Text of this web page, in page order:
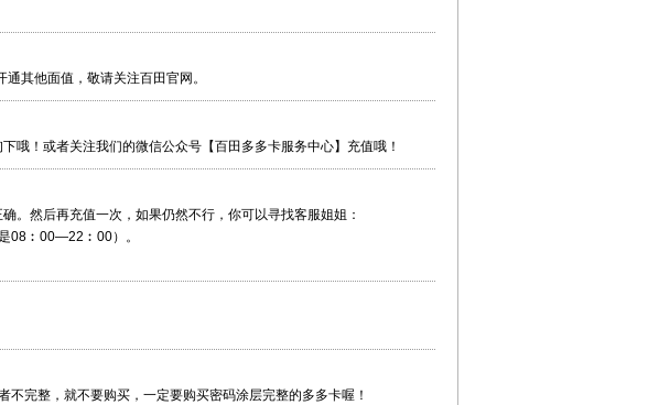
其他面值，敬请关注百田官网。
哦！或者关注我们的微信公众号【百田多多卡服务中心】充值哦！
。然后再充值一次，如果仍然不行，你可以寻找客服姐姐：
08︰00—22︰00）。
完整，就不要购买，一定要购买密码涂层完整的多多卡喔！